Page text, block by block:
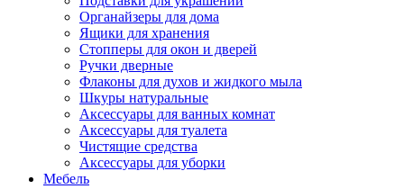
Органайзеры для дома
Ящики для хранения
Стопперы для окон и дверей
Ручки дверные
Флаконы для духов и жидкого мыла
Шкуры натуральные
Аксессуары для ванных комнат
Аксессуары для туалета
Чистящие средства
Аксессуары для уборки
Мебель